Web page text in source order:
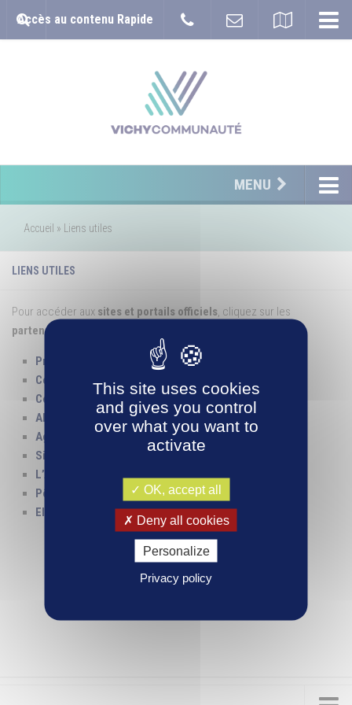
Accès au contenu Rapide
MENU
Accueil » Liens utiles
LIENS UTILES
Pour accéder aux sites et portails officiels, cliquez sur les
partenaires
Préfecture de l’Allier
Conseil Régional d’Auvergne
Conseil Général de l’Allier
ADSEA Allier – Espace Famille
Agence Vichy Communauté Développement
Site du Bioparc à Hauterive(VVAD)
L’Atrium à Vichy
(VVAD)
Pôle Universitaire de Vichy
Electrodrome de Magnet
This site uses cookies
and gives you control
over what you want to
activate
OK, accept all
Deny all cookies
Personalize
Privacy policy